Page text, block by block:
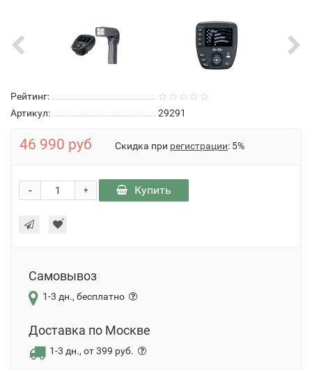
Рейтинг:
Артикул:
29291
46 990 руб Скидка при регистрации: 5%
+
- Купить
Самовывоз
1-3 дн., бесплатно
Доставка по Москве
1-3 дн., от 399 руб.